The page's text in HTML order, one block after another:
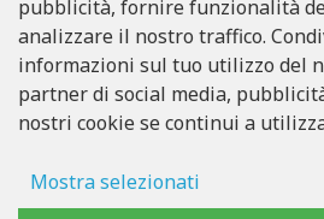
INFO@LUKONS.COM
DETTAGLI DELLA
RITONE SIA
Partita IVA LV40103717618
pubblicità, fornire funzionalità
analizzare il nostro traffico.
informazioni sul tuo utilizzo del
partner di social media,
nostri cookie se continui a
Mostra selezionati